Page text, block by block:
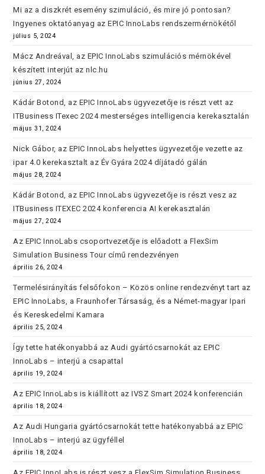
Mi az a diszkrét esemény szimuláció, és mire jó pontosan?
Ingyenes oktatóanyag az EPIC InnoLabs rendszermérnökétől
július 5, 2024
Mácz Andreával, az EPIC InnoLabs szimulációs mérnökével
készített interjút az nlc.hu
június 27, 2024
Kádár Botond, az EPIC InnoLabs ügyvezetője is részt vett az
ITBusiness ITexec 2024 mesterséges intelligencia kerekasztalán
május 31, 2024
Nick Gábor, az EPIC InnoLabs helyettes ügyvezetője vezette az
ipar 4.0 kerekasztalt az Év Gyára 2024 díjátadó gálán
május 28, 2024
Kádár Botond, az EPIC InnoLabs ügyvezetője is részt vesz az
ITBusiness ITEXEC 2024 konferencia AI kerekasztalán
május 27, 2024
Az EPIC InnoLabs csoportvezetője is előadott a FlexSim
Simulation Business Tour című rendezvényen
április 26, 2024
Termelésirányítás felsőfokon – Közös online rendezvényt tart az
EPIC InnoLabs, a Fraunhofer Társaság, és a Német-magyar Ipari
és Kereskedelmi Kamara
április 25, 2024
Így tette hatékonyabbá az Audi gyártócsarnokát az EPIC
InnoLabs – interjú a csapattal
április 19, 2024
Az EPIC InnoLabs is kiállított az IVSZ Smart 2024 konferencián
április 18, 2024
Az Audi Hungaria gyártócsarnokát tette hatékonyabbá az EPIC
InnoLabs – interjú az ügyféllel
április 18, 2024